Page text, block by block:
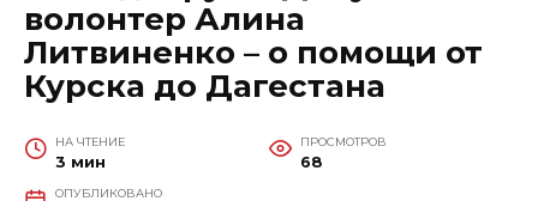
волонтер Алина
Литвиненко – о помощи от
Курска до Дагестана
НА ЧТЕНИЕ
3 мин
ПРОСМОТРОВ
68
ОПУБЛИКОВАНО